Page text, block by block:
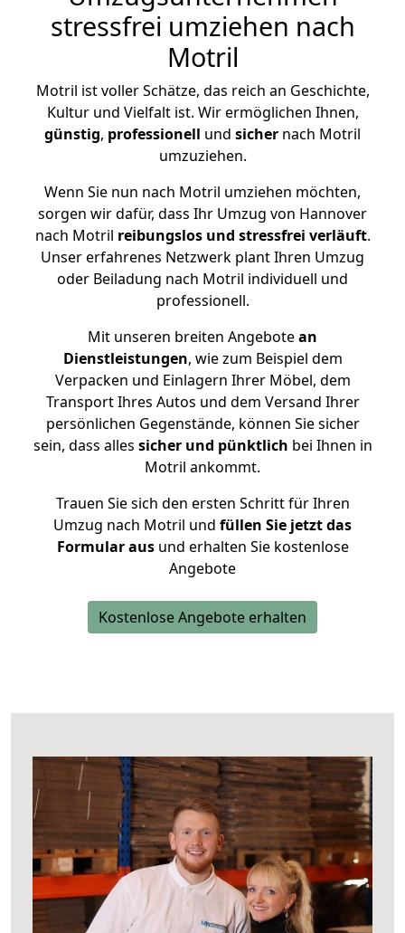
stressfrei umziehen nach
Motril
Motril ist voller Schätze, das reich an Geschichte,
Kultur und Vielfalt ist. Wir ermöglichen Ihnen,
günstig, professionell und sicher nach Motril
umzuziehen.
Wenn Sie nun nach Motril umziehen möchten,
sorgen wir dafür, dass Ihr Umzug von Hannover
nach Motril reibungslos und stressfrei verläuft.
Unser erfahrenes Netzwerk plant Ihren Umzug
oder Beiladung nach Motril individuell und
professionell.
Mit unseren breiten Angebotean
Dienstleistungen, wie zum Beispiel dem
Verpacken und Einlagern Ihrer Möbel, dem
Transport Ihres Autos und dem Versand Ihrer
persönlichen Gegenstände, können Sie sicher
sein, dass alles sicher und pünktlich bei Ihnen in
Motril ankommt.
Trauen Sie sich den ersten Schritt für Ihren
Umzug nach Motril und füllen Sie jetzt das
Formular ausund erhalten Sie kostenlose
Angebote
Kostenlose Angebote erhalten